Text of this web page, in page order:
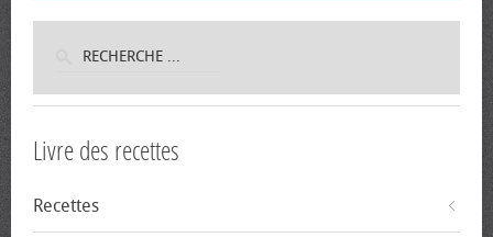
Livre des recettes
Recettes